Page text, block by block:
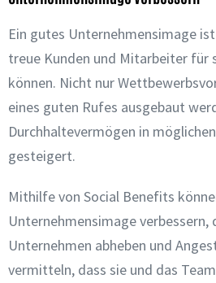
Ein gutes Unternehmensimage
treue Kunden und Mitarbeiter für
können. Nicht nur
eines guten Rufes ausgebaut
Durchhaltevermögen in
gesteigert.
Mithilfe von Social Benefits
Unternehmensimage verbessern,
Unternehmen abheben und
vermitteln, dass sie und das